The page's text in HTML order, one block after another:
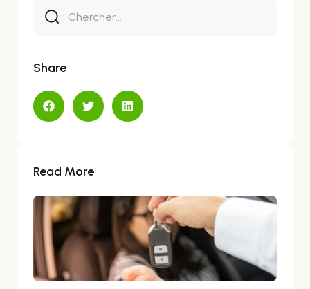
Share
Read More